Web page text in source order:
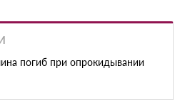
погиб при опрокидывании